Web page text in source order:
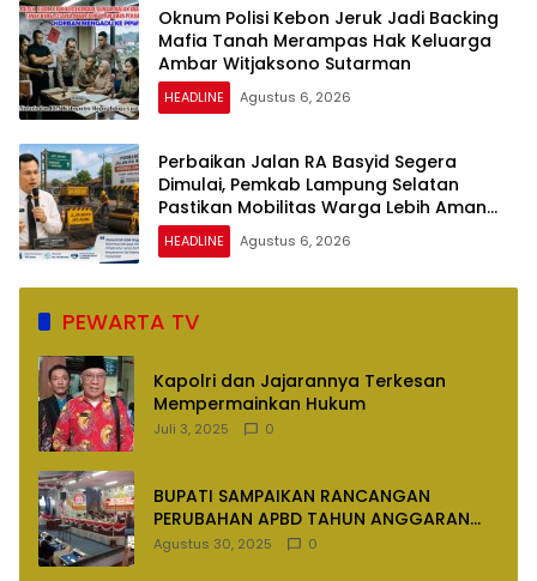
Oknum Polisi Kebon Jeruk Jadi Backing
Mafia Tanah Merampas Hak Keluarga
Ambar Witjaksono Sutarman
HEADLINE Agustus 6, 2026
Perbaikan Jalan RA Basyid Segera
Dimulai, Pemkab Lampung Selatan
Pastikan Mobilitas Warga Lebih Aman
dan Nyaman
HEADLINE Agustus 6, 2026
PEWARTA TV
Kapolri dan Jajarannya Terkesan
Mempermainkan Hukum
Juli 3, 2025 0
BUPATI SAMPAIKAN RANCANGAN
PERUBAHAN APBD TAHUN ANGGARAN
2025
Agustus 30, 2025 0